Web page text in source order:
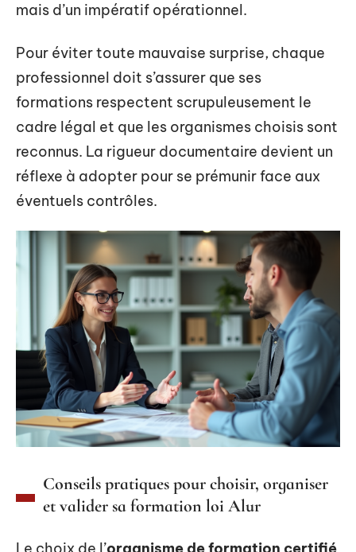
mais d’un impératif opérationnel.
Pour éviter toute mauvaise surprise, chaque
professionnel doit s’assurer que ses
formations respectent scrupuleusement le
cadre légal et que les organismes choisis sont
reconnus. La rigueur documentaire devient un
réflexe à adopter pour se prémunir face aux
éventuels contrôles.
Conseils pratiques pour choisir, organiser
et valider sa formation loi Alur